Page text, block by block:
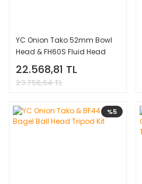
YC Onion Tako 52mm Bowl
Head & FH60S Fluid Head
Tripod Kit
22.568,81 TL
23.756,64 TL
%5